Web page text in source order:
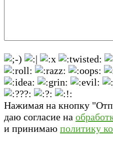
Нажимая на кнопку
даю согласие на
и принимаю политику